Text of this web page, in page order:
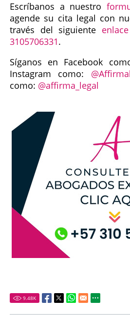
Escríbanos a nuestro
agende su cita legal con
través del siguiente enlace
3105706331.
Síganos en Facebook
Instagram como:
como: @affirma_legal
9.48K